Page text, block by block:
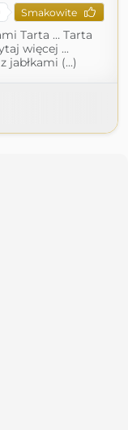
Smakowite
Tarta … Tarta
więcej ...
jabłkami (...)